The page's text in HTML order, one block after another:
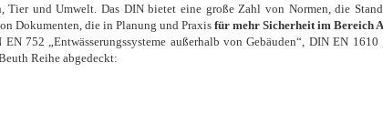
und Umwelt. Das DIN bietet eine große Zahl von Normen, die
Dokumenten, die in Planung und Praxis für mehr Sicherheit im Bereich
752 „Entwässerungssysteme außerhalb von Gebäuden“, DIN EN
Reihe abgedeckt: